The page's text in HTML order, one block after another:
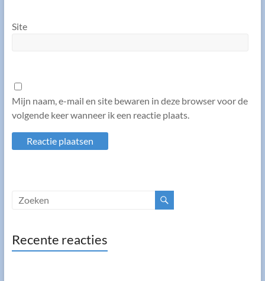
Site
Mijn naam, e-mail en site bewaren in deze browser voor de
volgende keer wanneer ik een reactie plaats.
Recente reacties